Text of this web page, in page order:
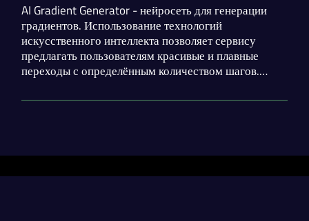
AI Gradient Generator - нейросеть для генерации
градиентов. Использование технологий
искусственного интеллекта позволяет сервису
предлагать пользователям красивые и плавные
переходы с определённым количеством шагов.
состав оттенков, а также тип градиента (линейный,
Разделы